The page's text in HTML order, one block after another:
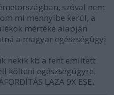
szóval nem
mi mennyibe kerül, a
mértéke alapján
a magyar egészségügyi
nekik kb a fent említett
költeni egészségügyre.
LAZA 9X ESE.